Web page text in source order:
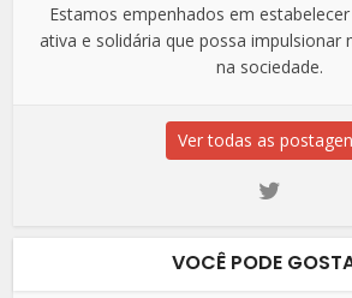
Estamos empenhados em
ativa e solidária que possa impulsionar
na sociedade.
Ver todas as
VOCÊ PODE